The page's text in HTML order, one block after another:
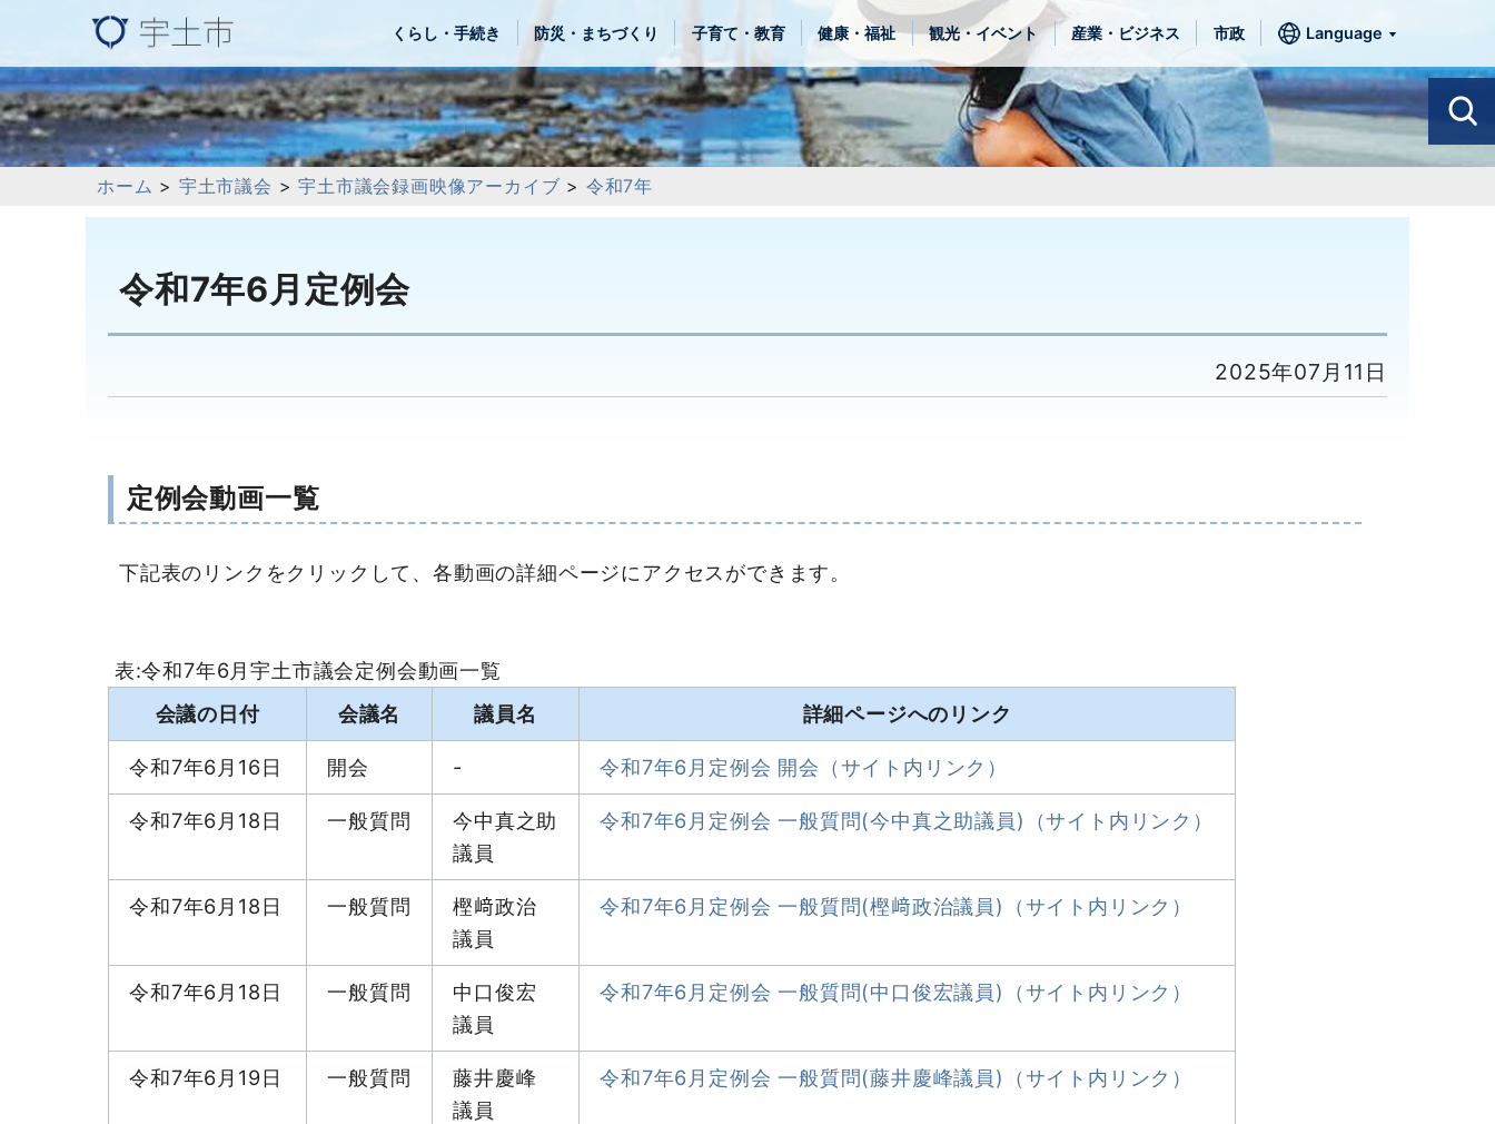
くらし・手続き 防災・まちづくり 子育て・教育 健康・福祉 観光・イベント 産業・ビジネス 市政 Language
ホーム > 宇土市議会 >宇土市議会録画映像アーカイブ > 令和7年
令和7年6月定例会
2025年07月11日
定例会動画一覧
下記表のリンクをクリックして、各動画の詳細ページにアクセスができます。
表:令和7年6月宇土市議会定例会動画一覧
会議の日付
会議名 議員名 詳細ページへのリンク
令和7年6月16日 開会 - 令和7年6月定例会 開会（サイト内リンク）
令和7年6月18日 一般質問
今中真之助
議員
令和7年6月定例会 一般質問(今中真之助議員)（サイト内リンク）
令和7年6月18日 一般質問
樫﨑政治
議員
令和7年6月定例会 一般質問(樫﨑政治議員)（サイト内リンク）
令和7年6月18日 一般質問
中口俊宏
議員
令和7年6月定例会 一般質問(中口俊宏議員)（サイト内リンク）
令和7年6月19日 一般質問
藤井慶峰
議員
令和7年6月定例会 一般質問(藤井慶峰議員)（サイト内リンク）